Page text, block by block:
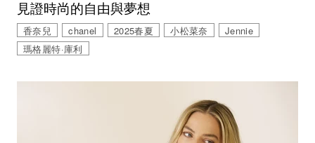
見證時尚的自由與夢想
香奈兒 chanel 2025春夏 小松菜奈
Jennie
瑪格麗特·庫利